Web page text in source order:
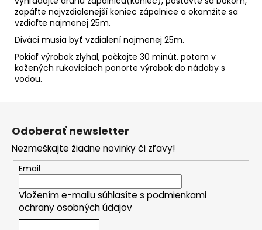
zapáľte najvzdialenejší koniec zápalnice a okamžite sa
vzdiaľte najmenej 25m.
Diváci musia byť vzdialení najmenej 25m.
Pokiaľ výrobok zlyhal, počkajte 30 minút. potom v
kožených rukaviciach ponorte výrobok do nádoby s
vodou.
Z
Odoberať newsletter
Nezmeškajte žiadne novinky či zľavy!
Email
Vložením e-mailu súhlasíte s podmienkami
ochrany osobných údajov